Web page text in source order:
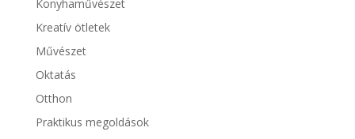
Konyhaművészet
Kreatív ötletek
Művészet
Oktatás
Otthon
Praktikus megoldások